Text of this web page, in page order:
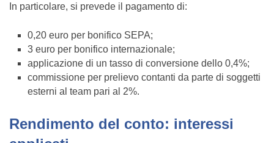
In particolare, si prevede il pagamento di:
0,20 euro per bonifico SEPA;
3 euro per bonifico internazionale;
applicazione di un tasso di conversione dello 0,4%;
commissione per prelievo contanti da parte di soggetti
esterni al team pari al 2%.
Rendimento del conto: interessi